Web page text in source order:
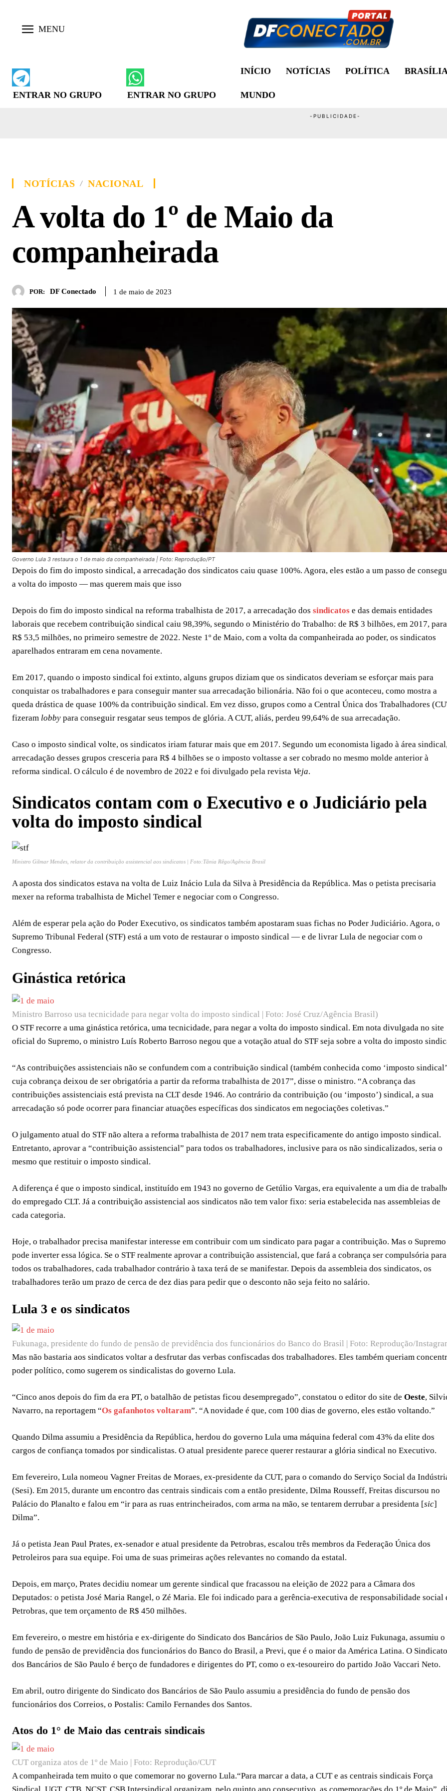
ENTRAR NO GRUPO ENTRAR NO GRUPO
INÍCIO NOTÍCIAS POLÍTICA
MUNDO
NOTÍCIAS NACIONAL
A volta do 1º de Maio da
companheirada
POR: DF Conectado 1 de maio de 2023
Governo Lula 3 restaura o 1 de maio da companheirada | Foto: Reprodução/PT
Depois do fim do imposto sindical, a arrecadação dos sindicatos caiu quase 100%. Agora, eles estão a um passo de
a volta do imposto — mas querem mais que isso
Depois do fim do imposto sindical na reforma trabalhista de 2017, a arrecadação dos sindicatos e das demais entidades
laborais que recebem contribuição sindical caiu 98,39%, segundo o Ministério do Trabalho: de R$ 3 bilhões, em 2017, para
R$ 53,5 milhões, no primeiro semestre de 2022. Neste 1º de Maio, com a volta da companheirada ao poder, os sindicatos
aparelhados entraram em cena novamente.
Em 2017, quando o imposto sindical foi extinto, alguns grupos diziam que os sindicatos deveriam se esforçar mais para
conquistar os trabalhadores e para conseguir manter sua arrecadação bilionária. Não foi o que aconteceu, como mostra a
queda drástica de quase 100% da contribuição sindical. Em vez disso, grupos como a Central Única dos Trabalhadores
fizeram lobby para conseguir resgatar seus tempos de glória. A CUT, aliás, perdeu 99,64% de sua arrecadação.
Caso o imposto sindical volte, os sindicatos iriam faturar mais que em 2017. Segundo um economista ligado à área
arrecadação desses grupos cresceria para R$ 4 bilhões se o imposto voltasse a ser cobrado no mesmo molde anterior à
reforma sindical. O cálculo é de novembro de 2022 e foi divulgado pela revista Veja.
Sindicatos contam com o Executivo e o Judiciário pela
volta do imposto sindical
Ministro Gilmar Mendes, relator da contribuição assistencial aos sindicatos | Foto:Tânia Rêgo/Agência Brasil
A aposta dos sindicatos estava na volta de Luiz Inácio Lula da Silva à Presidência da República. Mas o petista precisaria
mexer na reforma trabalhista de Michel Temer e negociar com o Congresso.
Além de esperar pela ação do Poder Executivo, os sindicatos também apostaram suas fichas no Poder Judiciário. Agora, o
Supremo Tribunal Federal (STF) está a um voto de restaurar o imposto sindical — e de livrar Lula de negociar com o
Congresso.
Ginástica retórica
Ministro Barroso usa tecnicidade para negar volta do imposto sindical | Foto: José Cruz/Agência Brasil)
O STF recorre a uma ginástica retórica, uma tecnicidade, para negar a volta do imposto sindical. Em nota divulgada no site
oficial do Supremo, o ministro Luís Roberto Barroso negou que a votação atual do STF seja sobre a volta do imposto
“As contribuições assistenciais não se confundem com a contribuição sindical (também conhecida como ‘imposto
cuja cobrança deixou de ser obrigatória a partir da reforma trabalhista de 2017”, disse o ministro. “A cobrança das
contribuições assistenciais está prevista na CLT desde 1946. Ao contrário da contribuição (ou ‘imposto’) sindical, a sua
arrecadação só pode ocorrer para financiar atuações específicas dos sindicatos em negociações coletivas.”
O julgamento atual do STF não altera a reforma trabalhista de 2017 nem trata especificamente do antigo imposto sindical.
Entretanto, aprovar a “contribuição assistencial” para todos os trabalhadores, inclusive para os não sindicalizados, seria o
mesmo que restituir o imposto sindical.
A diferença é que o imposto sindical, instituído em 1943 no governo de Getúlio Vargas, era equivalente a um dia de
do empregado CLT. Já a contribuição assistencial aos sindicatos não tem valor fixo: seria estabelecida nas assembleias de
cada categoria.
Hoje, o trabalhador precisa manifestar interesse em contribuir com um sindicato para pagar a contribuição. Mas o Supremo
pode inverter essa lógica. Se o STF realmente aprovar a contribuição assistencial, que fará a cobrança ser compulsória para
todos os trabalhadores, cada trabalhador contrário à taxa terá de se manifestar. Depois da assembleia dos sindicatos, os
trabalhadores terão um prazo de cerca de dez dias para pedir que o desconto não seja feito no salário.
Lula 3 e os sindicatos
Fukunaga, presidente do fundo de pensão de previdência dos funcionários do Banco do Brasil | Foto: Reprodução/
Mas não bastaria aos sindicatos voltar a desfrutar das verbas confiscadas dos trabalhadores. Eles também queriam
poder político, como sugerem os sindicalistas do governo Lula.
“Cinco anos depois do fim da era PT, o batalhão de petistas ficou desempregado”, constatou o editor do site de Oeste,
Navarro, na reportagem “Os gafanhotos voltaram”. “A novidade é que, com 100 dias de governo, eles estão voltando.”
Quando Dilma assumiu a Presidência da República, herdou do governo Lula uma máquina federal com 43% da elite dos
cargos de confiança tomados por sindicalistas. O atual presidente parece querer restaurar a glória sindical no Executivo.
Em fevereiro, Lula nomeou Vagner Freitas de Moraes, ex-presidente da CUT, para o comando do Serviço Social da
(Sesi). Em 2015, durante um encontro das centrais sindicais com a então presidente, Dilma Rousseff, Freitas discursou no
Palácio do Planalto e falou em “ir para as ruas entrincheirados, com arma na mão, se tentarem derrubar a presidenta [sic]
Dilma”.
Já o petista Jean Paul Prates, ex-senador e atual presidente da Petrobras, escalou três membros da Federação Única dos
Petroleiros para sua equipe. Foi uma de suas primeiras ações relevantes no comando da estatal.
Depois, em março, Prates decidiu nomear um gerente sindical que fracassou na eleição de 2022 para a Câmara dos
Deputados: o petista José Maria Rangel, o Zé Maria. Ele foi indicado para a gerência-executiva de responsabilidade social
Petrobras, que tem orçamento de R$ 450 milhões.
Em fevereiro, o mestre em história e ex-dirigente do Sindicato dos Bancários de São Paulo, João Luiz Fukunaga, assumiu o
fundo de pensão de previdência dos funcionários do Banco do Brasil, a Previ, que é o maior da América Latina. O Sindicato
dos Bancários de São Paulo é berço de fundadores e dirigentes do PT, como o ex-tesoureiro do partido João Vaccari Neto.
Em abril, outro dirigente do Sindicato dos Bancários de São Paulo assumiu a presidência do fundo de pensão dos
funcionários dos Correios, o Postalis: Camilo Fernandes dos Santos.
Atos do 1° de Maio das centrais sindicais
CUT organiza atos de 1º de Maio | Foto: Reprodução/CUT
A companheirada tem muito o que comemorar no governo Lula.“Para marcar a data, a CUT e as centrais sindicais Força